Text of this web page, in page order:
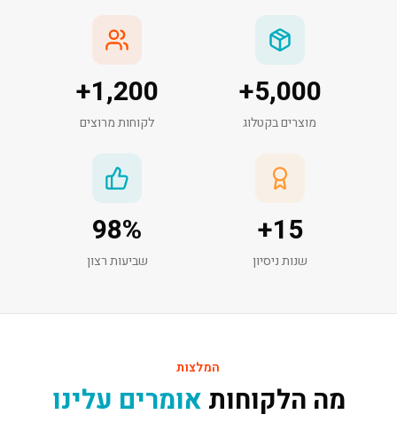
5,000
+
מוצרים בקטלוג
1,200
+
לקוחות מרוצים
15
+
שנות ניסיון
98%
שביעות רצון
המלצות
מה הלקוחות אומרים עלינו